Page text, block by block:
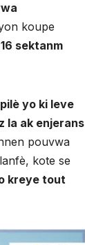
koupe
sektanm
yo ki leve
la ak enjerans
pouvwa
kote se
kreye tout